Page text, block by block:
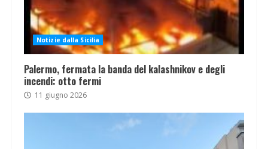
Notizie dalla Sicilia
Palermo, fermata la banda del kalashnikov e degli
incendi: otto fermi
11 giugno 2026